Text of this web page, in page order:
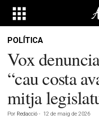
POLÍTICA
Vox
“cau costa
mitja
Por Redacció - 12 de maig de 2026